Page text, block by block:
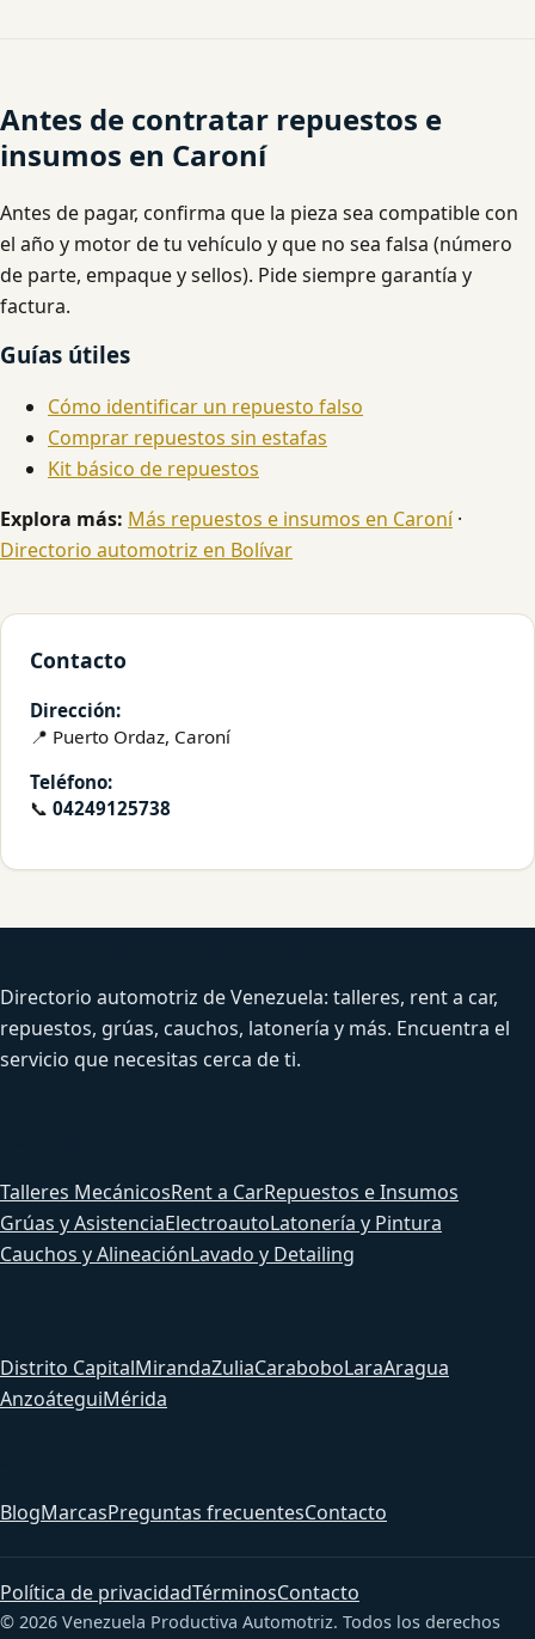
Antes de contratar repuestos e
insumos en Caroní
Antes de pagar, confirma que la pieza sea compatible con
el año y motor de tu vehículo y que no sea falsa (número
de parte, empaque y sellos). Pide siempre garantía y
factura.
Guías útiles
Cómo identificar un repuesto falso
Comprar repuestos sin estafas
Kit básico de repuestos
Explora más: Más repuestos e insumos en Caroní·
Directorio automotriz en Bolívar
Contacto
Dirección:
📍 Puerto Ordaz, Caroní
Teléfono:
📞 04249125738
Directorio automotriz de Venezuela: talleres, rent a car,
repuestos, grúas, cauchos, latonería y más. Encuentra el
servicio que necesitas cerca de ti.
Talleres MecánicosRent a CarRepuestos e Insumos
Grúas y AsistenciaElectroautoLatonería y Pintura
Cauchos y AlineaciónLavado y Detailing
Distrito CapitalMirandaZuliaCaraboboLaraAragua
AnzoáteguiMérida
BlogMarcasPreguntas frecuentesContacto
Política de privacidadTérminosContacto
© 2026 Venezuela Productiva Automotriz. Todos los derechos